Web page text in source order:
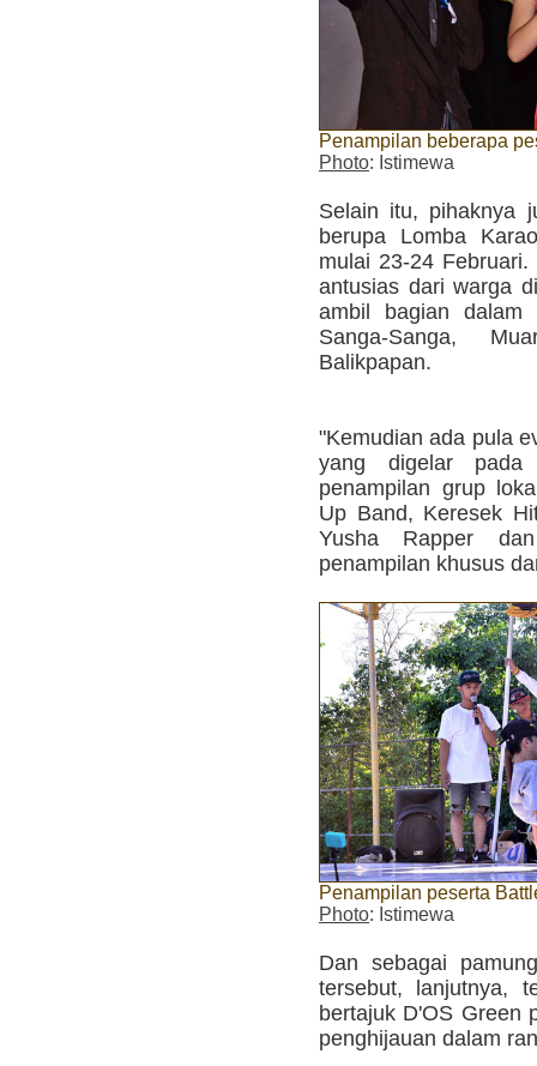
Penampilan beberapa
Photo: Istimewa
Selain itu, pihaknya
berupa Lomba
mulai 23-24
antusias dari warga
ambil bagian dalam
Sanga-Sanga,
Balikpapan.
"Kemudian ada pula
yang digelar
penampilan grup
Up Band, Keresek
Yusha Rapper
penampilan khusus
Penampilan peserta
Photo: Istimewa
Dan sebagai
tersebut, lanjutnya,
bertajuk D'OS Green
penghijauan dalam